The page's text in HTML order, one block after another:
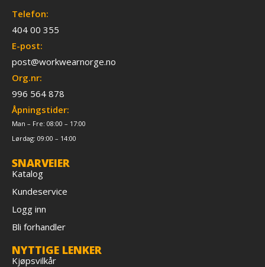
Telefon:
404 00 355
E-post:
post@workwearnorge.no
Org.nr:
996 564 878
Åpningstider:
Man – Fre: 08:00 – 17:00
Lørdag: 09:00 – 14:00
SNARVEIER
Katalog
Kundeservice
Logg inn
Bli forhandler
NYTTIGE LENKER
Kjøpsvilkår